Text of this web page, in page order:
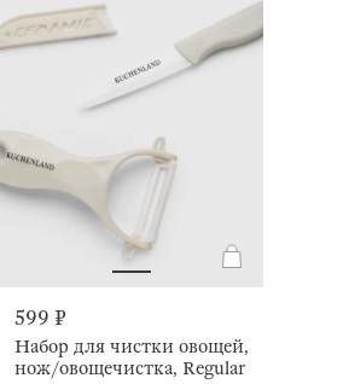
599 ₽
Набор для чистки овощей,
нож/овощечистка, Regular